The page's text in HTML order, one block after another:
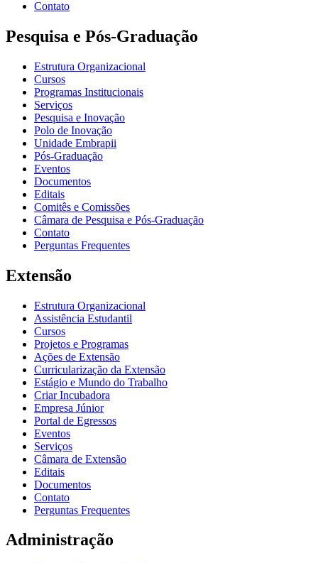
Contato
Pesquisa e Pós-Graduação
Estrutura Organizacional
Cursos
Programas Institucionais
Serviços
Pesquisa e Inovação
Polo de Inovação
Unidade Embrapii
Pós-Graduação
Eventos
Documentos
Editais
Comitês e Comissões
Câmara de Pesquisa e Pós-Graduação
Contato
Perguntas Frequentes
Extensão
Estrutura Organizacional
Assistência Estudantil
Cursos
Projetos e Programas
Ações de Extensão
Curricularização da Extensão
Estágio e Mundo do Trabalho
Criar Incubadora
Empresa Júnior
Portal de Egressos
Eventos
Serviços
Câmara de Extensão
Editais
Documentos
Contato
Perguntas Frequentes
Administração